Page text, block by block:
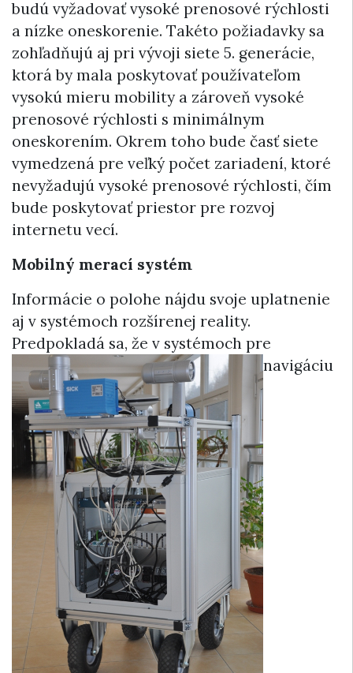
budú vyžadovať vysoké prenosové rýchlosti
a nízke oneskorenie. Takéto požiadavky sa
zohľadňujú aj pri vývoji siete 5. generácie,
ktorá by mala poskytovať používateľom
vysokú mieru mobility a zároveň vysoké
prenosové rýchlosti s minimálnym
oneskorením. Okrem toho bude časť siete
vymedzená pre veľký počet zariadení, ktoré
nevyžadujú vysoké prenosové rýchlosti, čím
bude poskytovať priestor pre rozvoj
internetu vecí.
Mobilný merací systém
Informácie o polohe nájdu svoje uplatnenie
aj v systémoch rozšírenej reality.
Predpokladá sa, že v systémoch pre
navigáciu